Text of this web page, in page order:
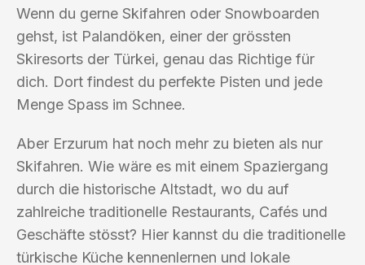
Wenn du gerne Skifahren oder Snowboarden
gehst, ist Palandöken, einer der grössten
Skiresorts der Türkei, genau das Richtige für
dich. Dort findest du perfekte Pisten und jede
Menge Spass im Schnee.
Aber Erzurum hat noch mehr zu bieten als nur
Skifahren. Wie wäre es mit einem Spaziergang
durch die historische Altstadt, wo du auf
zahlreiche traditionelle Restaurants, Cafés und
Geschäfte stösst? Hier kannst du die traditionelle
türkische Küche kennenlernen und lokale